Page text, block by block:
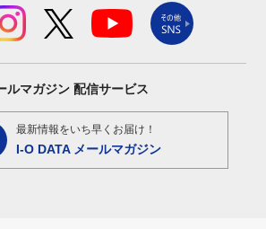
ルマガジン 配信サービス
最新情報をいち早くお届け！
I-O DATA メールマガジン